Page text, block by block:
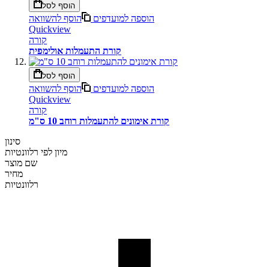
הוסף לסל
הוספה למועדפים
הוסף להשוואה
Quickview
קורה
קורת התעמלות אולימפית
הוסף לסל
הוספה למועדפים
הוסף להשוואה
Quickview
קורה
קורת אימונים להתעמלות רוחב 10 ס"מ
סינון
מיון לפי רלוונטיות
שם מוצר
מחיר
רלוונטיות